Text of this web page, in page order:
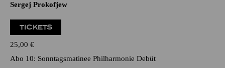
Sergej Prokofjew
TICKETS
25,00 €
Abo 10: Sonntagsmatinee Philharmonie Debüt